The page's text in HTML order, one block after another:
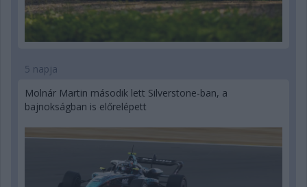
5 napja
Molnár Martin második lett Silverstone-ban, a
bajnokságban is előrelépett